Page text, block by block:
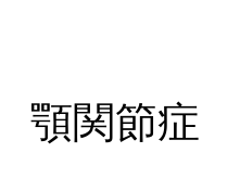
関節症